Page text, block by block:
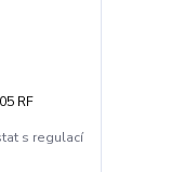
RF
s regulací